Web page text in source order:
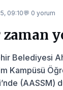
09:10💬 0 yorum
Belediyesi
Kampüsü
(AASSM)